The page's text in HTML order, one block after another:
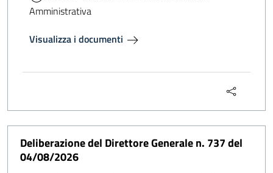
Amministrativa
Visualizza i documenti
Deliberazione del Direttore Generale n. 737 del
04/08/2026